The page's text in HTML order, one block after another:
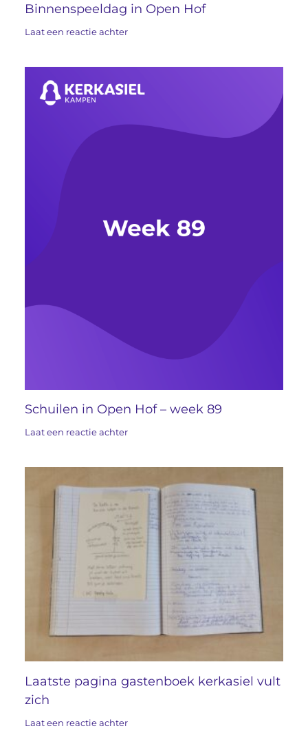
Binnenspeeldag in Open Hof
Laat een reactie achter
Schuilen in Open Hof – week 89
Laat een reactie achter
Laatste pagina gastenboek kerkasiel vult
zich
Laat een reactie achter